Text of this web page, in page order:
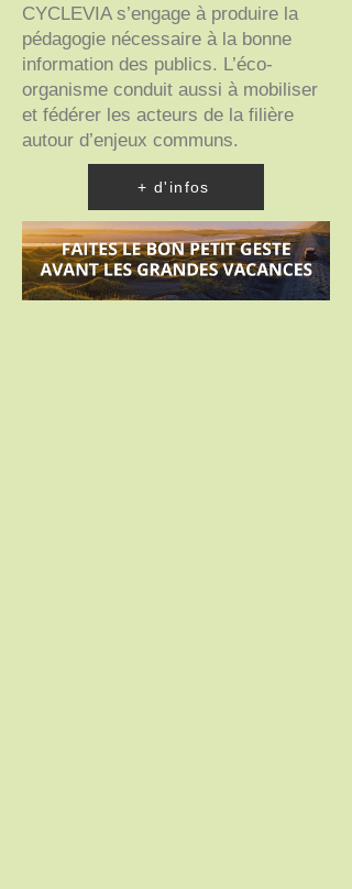
CYCLEVIA s’engage à produire la
pédagogie nécessaire à la bonne
information des publics. L’éco-
organisme conduit aussi à mobiliser
et fédérer les acteurs de la filière
autour d’enjeux communs.
+ d'infos